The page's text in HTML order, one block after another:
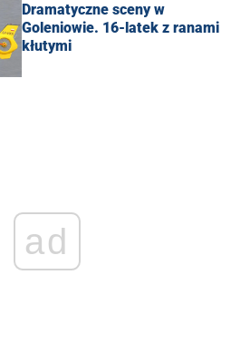
Dramatyczne sceny w
Goleniowie. 16-latek z ranami
kłutymi
ad